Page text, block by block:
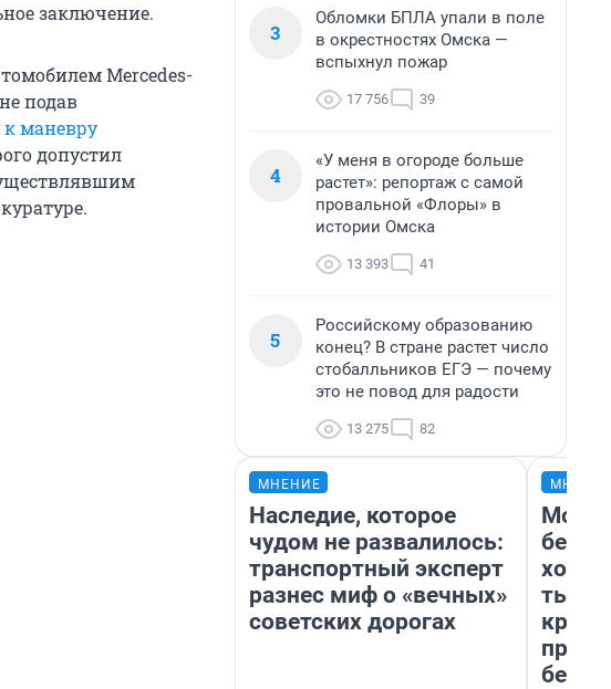
заключение.
Mercedes-
подав
маневру
допустил
3
Обломки БПЛА упали в поле
в окрестностях Омска —
вспыхнул пожар
17 756 39
4
«У меня в огороде больше
растет»: репортаж с самой
провальной «Флоры» в
истории Омска
13 393 41
5
Российскому образованию
конец? В стране растет число
стобалльников ЕГЭ — почему
это не повод для радости
13 275 82
МНЕНИЕ
Наследие, которое
чудом не развалилось:
транспортный эксперт
разнес миф о «вечных»
советских дорогах
Мой